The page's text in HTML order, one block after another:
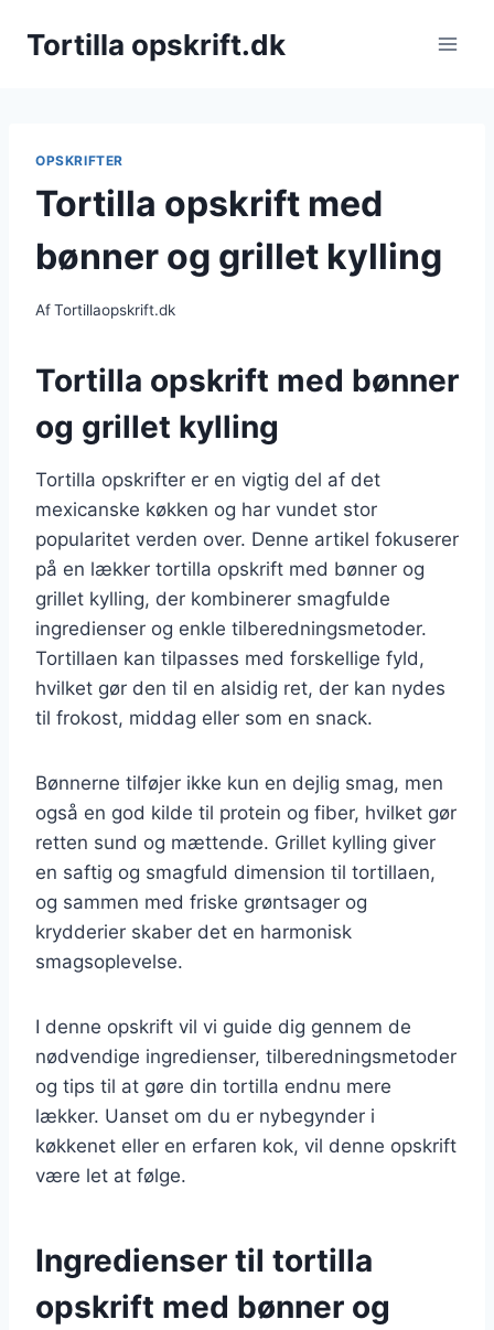
Tortilla opskrift.dk
OPSKRIFTER
Tortilla opskrift med
bønner og grillet kylling
AfTortillaopskrift.dk
Tortilla opskrift med bønner
og grillet kylling
Tortilla opskrifter er en vigtig del af det
mexicanske køkken og har vundet stor
popularitet verden over. Denne artikel fokuserer
på en lækker tortilla opskrift med bønner og
grillet kylling, der kombinerer smagfulde
ingredienser og enkle tilberedningsmetoder.
Tortillaen kan tilpasses med forskellige fyld,
hvilket gør den til en alsidig ret, der kan nydes
til frokost, middag eller som en snack.
Bønnerne tilføjer ikke kun en dejlig smag, men
også en god kilde til protein og fiber, hvilket gør
retten sund og mættende. Grillet kylling giver
en saftig og smagfuld dimension til tortillaen,
og sammen med friske grøntsager og
krydderier skaber det en harmonisk
smagsoplevelse.
I denne opskrift vil vi guide dig gennem de
nødvendige ingredienser, tilberedningsmetoder
og tips til at gøre din tortilla endnu mere
lækker. Uanset om du er nybegynder i
køkkenet eller en erfaren kok, vil denne opskrift
være let at følge.
Ingredienser til tortilla
opskrift med bønner og